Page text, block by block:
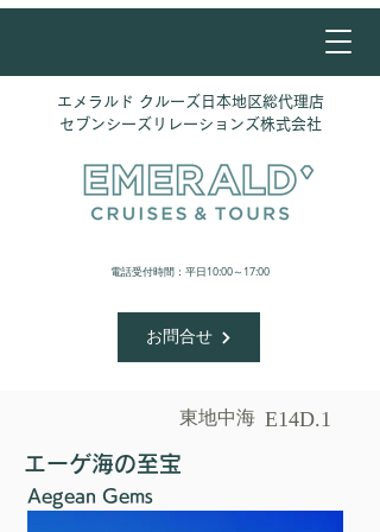
エメラルド クルーズ日本地区総代理店
​セブンシーズリレーションズ株式会社
​電話受付時間：平日10:00～17:00
お問合せ
東地中海 E14D.1
エーゲ海の至宝
Aegean Gems